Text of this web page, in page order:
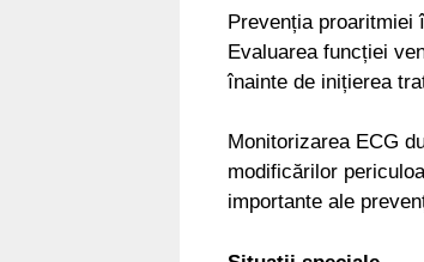
Prevenția proaritmiei
Evaluarea funcției
înainte de inițierea
Monitorizarea ECG
modificărilor
importante ale